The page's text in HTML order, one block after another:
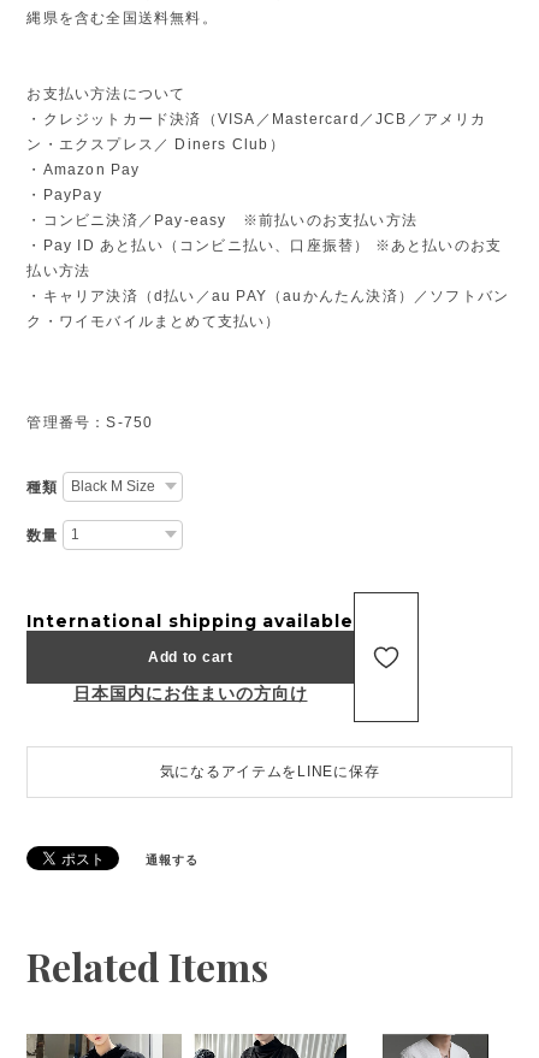
縄県を含む全国送料無料。
お支払い方法について
・クレジットカード決済（VISA／Mastercard／JCB／アメリカ
ン・エクスプレス／ Diners Club）
・Amazon Pay
・PayPay
・コンビニ決済／Pay-easy ※前払いのお支払い方法
・Pay ID あと払い（コンビニ払い、口座振替） ※あと払いのお支
払い方法
・キャリア決済（d払い／au PAY（auかんたん決済）／ソフトバン
ク・ワイモバイルまとめて支払い）
管理番号：S-750
種類
数量
International shipping available
Add to cart
日本国内にお住まいの方向け
気になるアイテムをLINEに保存
通報する
Related Items